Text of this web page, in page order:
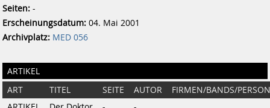
Seiten: -
Erscheinungsdatum: 04. Mai 2001
Archivplatz: MED 056
ARTIKEL
ART TITEL SEITE AUTOR
FIRMEN/BANDS/